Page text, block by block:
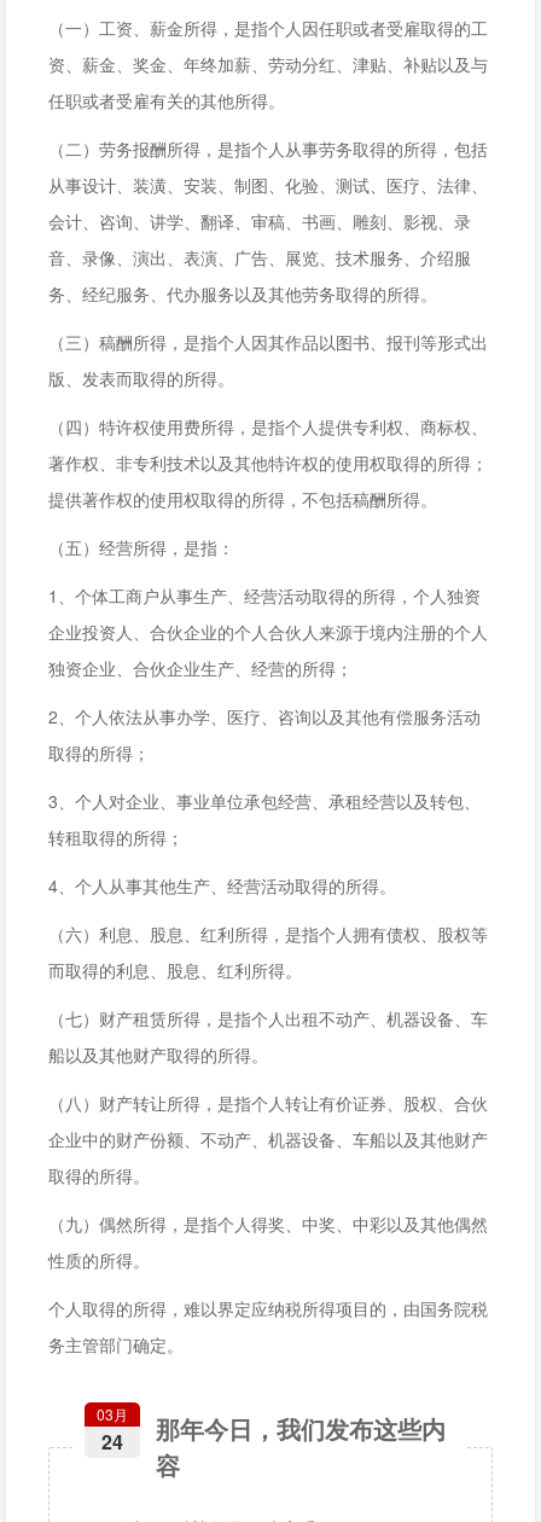
（一）工资、薪金所得，是指个人因任职或者受雇取得的工
资、薪金、奖金、年终加薪、劳动分红、津贴、补贴以及与
任职或者受雇有关的其他所得。
（二）劳务报酬所得，是指个人从事劳务取得的所得，包括
从事设计、装潢、安装、制图、化验、测试、医疗、法律、
会计、咨询、讲学、翻译、审稿、书画、雕刻、影视、录
音、录像、演出、表演、广告、展览、技术服务、介绍服
务、经纪服务、代办服务以及其他劳务取得的所得。
（三）稿酬所得，是指个人因其作品以图书、报刊等形式出
版、发表而取得的所得。
（四）特许权使用费所得，是指个人提供专利权、商标权、
著作权、非专利技术以及其他特许权的使用权取得的所得；
提供著作权的使用权取得的所得，不包括稿酬所得。
（五）经营所得，是指：
1、个体工商户从事生产、经营活动取得的所得，个人独资
企业投资人、合伙企业的个人合伙人来源于境内注册的个人
独资企业、合伙企业生产、经营的所得；
2、个人依法从事办学、医疗、咨询以及其他有偿服务活动
取得的所得；
3、个人对企业、事业单位承包经营、承租经营以及转包、
转租取得的所得；
4、个人从事其他生产、经营活动取得的所得。
（六）利息、股息、红利所得，是指个人拥有债权、股权等
而取得的利息、股息、红利所得。
（七）财产租赁所得，是指个人出租不动产、机器设备、车
船以及其他财产取得的所得。
（八）财产转让所得，是指个人转让有价证券、股权、合伙
企业中的财产份额、不动产、机器设备、车船以及其他财产
取得的所得。
（九）偶然所得，是指个人得奖、中奖、中彩以及其他偶然
性质的所得。
个人取得的所得，难以界定应纳税所得项目的，由国务院税
务主管部门确定。
那年今日，我们发布这些内
容
03月
24